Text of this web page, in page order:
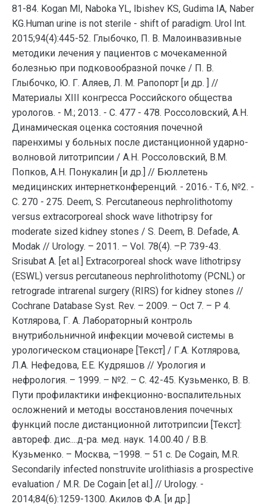
81-84. Kogan MI, Naboka YL, Ibishev KS, Gudima IA, Naber
KG.Human urine is not sterile - shift of paradigm. Urol Int.
2015;94(4):445-52. Глыбочко, П. В. Малоинвазивные
методики лечения у пациентов с мочекаменной
болезнью при подковообразной почке / П. В.
Глыбочко, Ю. Г. Аляев, Л. М. Рапопорт [и др. ] //
Материалы XIII конгресса Российского общества
урологов. - М.; 2013. - С. 477 - 478. Россоловский, А.Н.
Динамическая оценка состояния почечной
паренхимы у больных после дистанционной ударно-
волновой литотрипсии / А.Н. Россоловский, В.М.
Попков, А.Н. Понукалин [и др.] // Бюллетень
медицинских интернетконференций. - 2016.- Т.6, №2. -
С. 270 - 275. Deem, S. Percutaneous nephrolithotomy
versus extracorporeal shock wave lithotripsy for
moderate sized kidney stones / S. Deem, B. Defade, A.
Modak // Urology. – 2011. – Vol. 78(4). –P. 739-43.
Srisubat A. [et al.] Extracorporeal shock wave lithotripsy
(ESWL) versus percutaneous nephrolithotomy (PCNL) or
retrograde intrarenal surgery (RIRS) for kidney stones //
Cochrane Database Syst. Rev. – 2009. – Oct 7. – P 4.
Котлярова, Г. А. Лабораторный контроль
внутрибольничной инфекции мочевой системы в
урологическом стационаре [Текст] / Г.А. Котлярова,
Л.А. Нефедова, Е.Е. Кудряшов // Урология и
нефрология. – 1999. – №2. – С. 42-45. Кузьменко, В. В.
Пути профилактики инфекционно-воспалительных
осложнений и методы восстановления почечных
функций после дистанционной литотрипсии [Текст]:
автореф. дис....д-ра. мед. наук. 14.00.40 / В.В.
Кузьменко. – Москва, –1998. – 51 с. De Cogain, M.R.
Secondarily infected nonstruvite urolithiasis a prospective
evaluation / M.R. De Cogain [et al.] // Urology. -
2014;84(6):1259-1300. Акилов Ф.А. [и др.]